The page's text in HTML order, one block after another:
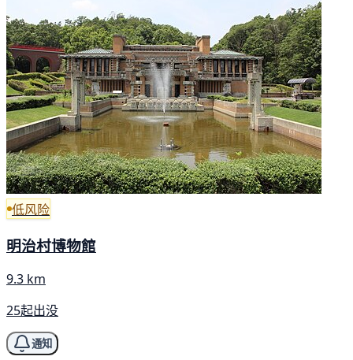
低风险
明治村博物館
9.3 km
25起出没
通知